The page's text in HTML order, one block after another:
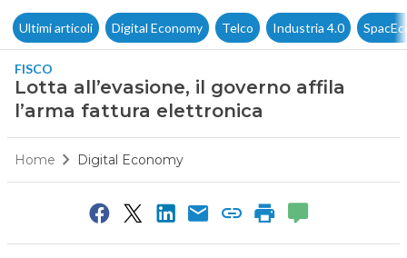
Ultimi articoli Digital Economy Telco Industria 4.0
FISCO
Lotta all’evasione, il governo affila
l’arma fattura elettronica
Home Digital Economy